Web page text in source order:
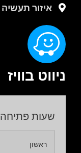
איזור תעשיה 531 מזרח, שדי חמד, ישראל
ניווט בוויז
שעות פתיחה
ראשון